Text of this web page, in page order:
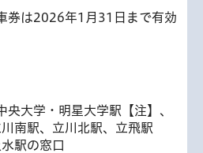
券は2026年1月31日まで有効
央大学・明星大学駅【注】、
南駅、立川北駅、立飛駅
駅の窓口